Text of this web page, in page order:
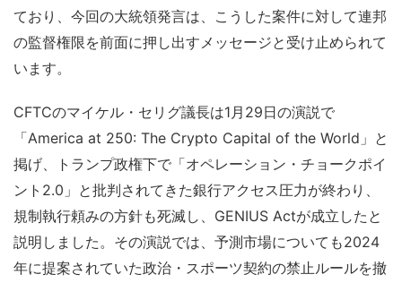
ており、今回の大統領発言は、こうした案件に対して連邦
の監督権限を前面に押し出すメッセージと受け止められて
います。
CFTCのマイケル・セリグ議長は1月29日の演説で
「America at 250: The Crypto Capital of the World」と
掲げ、トランプ政権下で「オペレーション・チョークポイ
ント2.0」と批判されてきた銀行アクセス圧力が終わり、
規制執行頼みの方針も死滅し、GENIUS Actが成立したと
説明しました。その演説では、予測市場についても2024
年に提案されていた政治・スポーツ契約の禁止ルールを撤